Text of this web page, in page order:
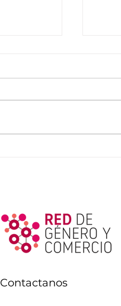
Contactanos